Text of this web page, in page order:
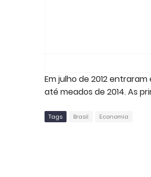
Em julho de 2012
até meados de 2014. As
Tags Brasil Economia